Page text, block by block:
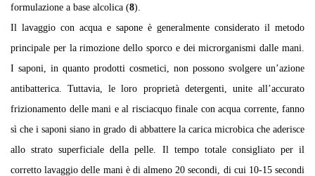
formulazione a base alcolica (8).
Il lavaggio con acqua e sapone è generalmente considerato il metodo
principale per la rimozione dello sporco e dei microrganismi dalle mani.
I saponi, in quanto prodotti cosmetici, non possono svolgere un’azione
antibatterica. Tuttavia, le loro proprietà detergenti, unite all’accurato
frizionamento delle mani e al risciacquo finale con acqua corrente, fanno
sì che i saponi siano in grado di abbattere la carica microbica che aderisce
allo strato superficiale della pelle. Il tempo totale consigliato per il
corretto lavaggio delle mani è di almeno 20 secondi, di cui 10-15 secondi